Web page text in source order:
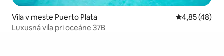
Vila v meste Puerto Plata Priemerné
4,85 (48)
Luxusná vila pri oceáne 37B